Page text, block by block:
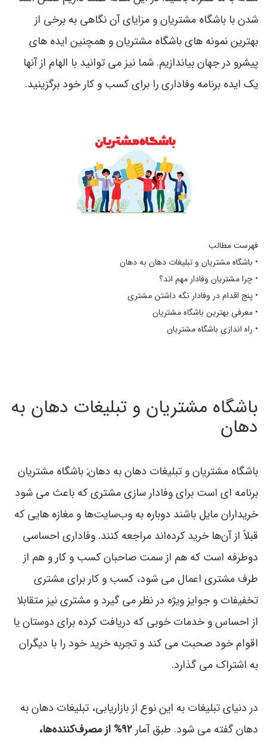
شدن با باشگاه مشتریان و مزایای آن نگاهی به برخی از
بهترین نمونه های باشگاه مشتریان و همچنین ایده های
پیشرو در جهان بیاندازیم. شما نيز می توانید با الهام از آنها
یک ایده برنامه وفاداری را برای کسب و کار خود برگزینید.
فهرست مطالب
• باشگاه مشتریان و تبلیغات دهان به دهان
• چرا مشتریان وفادار مهم اند؟
• پنج اقدام در وفادار نگه داشتن مشتری
• معرفی بهترین باشگاه مشتریان
• راه اندازی باشگاه مشتریان
باشگاه مشتریان و تبلیغات دهان به
دهان
باشگاه مشتریان و تبلیغات دهان به دهان; باشگاه مشتریان
برنامه ای است برای وفادار سازی مشتری که باعث می شود
خریداران مایل باشند دوباره به وب‌سایت‌ها و مغازه هایی که
قبلاً از آن‌ها خرید کرده‌اند مراجعه کنند. وفاداری احساسی
دوطرفه است که هم از سمت صاحبان کسب و کار و هم از
طرف مشتری اعمال می شود، کسب و کار برای مشتری
تخفیفات و جوایز ویژه در نظر می گیرد و مشتری نیز متقابلا
از احساس و خدمات خوبی که دریافت کرده برای دوستان یا
اقوام خود صحبت می کند و تجربه خرید خود را با دیگران
به اشتراک می گذارد.
در دنیای تبلیغات به این نوع از بازاریابی، تبلیغات دهان به
دهان گفته می شود. طبق آمار
۹۲% از مصرف‌کننده‌ها،